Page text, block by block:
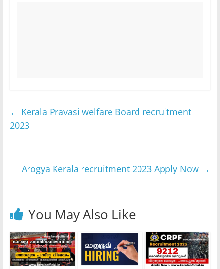
← Kerala Pravasi welfare Board recruitment
2023
Arogya Kerala recruitment 2023 Apply Now →
You May Also Like